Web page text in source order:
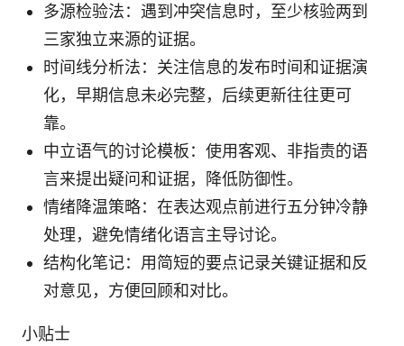
多源检验法：遇到冲突信息时，至少核验两到
三家独立来源的证据。
时间线分析法：关注信息的发布时间和证据演
化，早期信息未必完整，后续更新往往更可
靠。
中立语气的讨论模板：使用客观、非指责的语
言来提出疑问和证据，降低防御性。
情绪降温策略：在表达观点前进行五分钟冷静
处理，避免情绪化语言主导讨论。
结构化笔记：用简短的要点记录关键证据和反
对意见，方便回顾和对比。
小贴士